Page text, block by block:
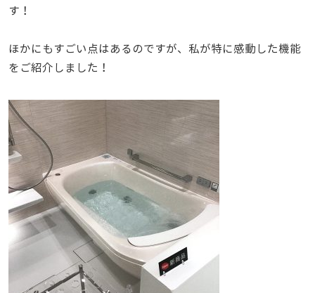
す！
ほかにもすごい点はあるのですが、私が特に感動した機能
をご紹介しました！